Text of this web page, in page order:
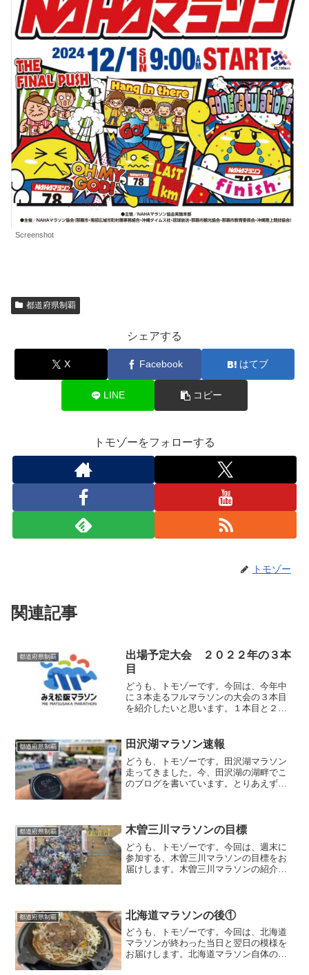
Screenshot
都道府県制覇
シェアする
X Facebook はてブ
LINE コピー
トモゾーをフォローする
トモゾー
関連記事
都道府県制覇
出場予定大会 ２０２２年の３本
目
どうも、トモゾーです。今回は、今年中
に３本走るフルマラソンの大会の３本目
を紹介したいと思います。１本目と２本
れる、「みえ松阪マラソン」です！開催
日は、２０２２年１２月１...
都道府県制覇 田沢湖マラソン速報
どうも、トモゾーです。田沢湖マラソン
走ってきました。今、田沢湖の湖畔でこ
のブログを書いています。とりあえず、
海道マラソンに続き２連続で...
都道府県制覇 木曽三川マラソンの目標
どうも、トモゾーです。今回は、週末に
参加する、木曽三川マラソンの目標をお
届けします。木曽三川マラソンの紹介記
し、１つネックなのが、膝の...
都道府県制覇 北海道マラソンの後①
どうも、トモゾーです。今回は、北海道
マラソンが終わった当日と翌日の模様を
お届けします。北海道マラソン自体の完